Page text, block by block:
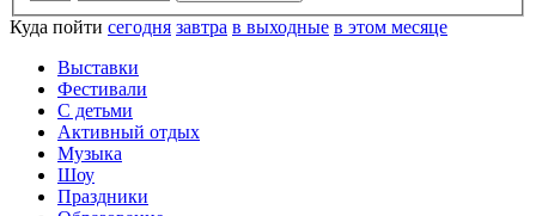
Куда пойти сегодня завтра в выходные в этом месяце
Выставки
Фестивали
С детьми
Активный отдых
Музыка
Шоу
Праздники